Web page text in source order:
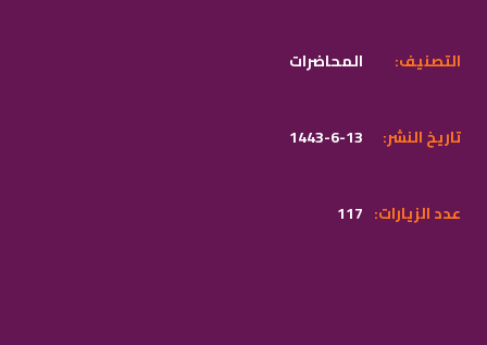
المحاضرات :التصنيف
1443-6-13 :تاريخ النشر
117 :عدد الزيارات